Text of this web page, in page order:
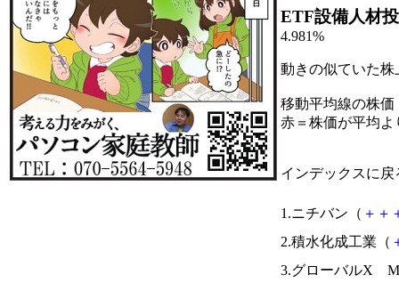
ETF設備人材投
4.981%
動きの似ていた
移動平均線の株価
赤＝株価が平均
インデックスに戻
1.ニチバン（ ＋ ＋
2.積水化成工業（
3.グローバルX